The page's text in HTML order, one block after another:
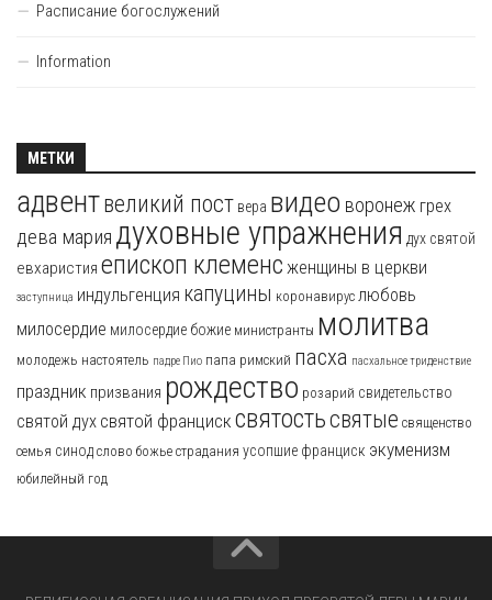
Расписание богослужений
Information
МЕТКИ
адвентвеликий пост вера видео воронеж грех
дева мария духовные упражнения дух святой
евхаристия епископ клеменс женщины в церкви
заступница индульгенция капуцины коронавирус любовь
милосердие милосердие божие министранты молитва
молодежь настоятель падре Пио папа римский пасха пасхальное триденствие
праздник призвания рождество розарий свидетельство
святой дух святой франциск святостьсвятые священство
семья синод слово божье страдания усопшие франциск экуменизм
юбилейный год